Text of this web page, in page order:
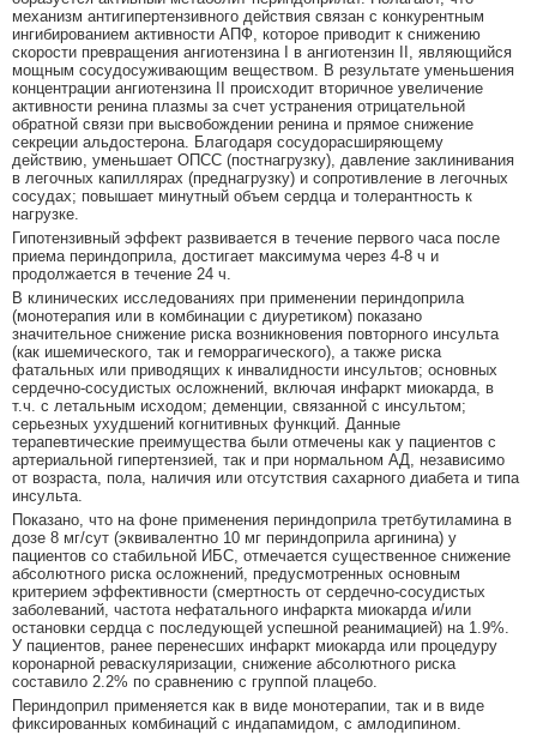
механизм антигипертензивного действия связан с конкурентным
ингибированием активности АПФ, которое приводит к снижению
скорости превращения ангиотензина I в ангиотензин II, являющийся
мощным сосудосуживающим веществом. В результате уменьшения
концентрации ангиотензина II происходит вторичное увеличение
активности ренина плазмы за счет устранения отрицательной
обратной связи при высвобождении ренина и прямое снижение
секреции альдостерона. Благодаря сосудорасширяющему
действию, уменьшает ОПСС (постнагрузку), давление заклинивания
в легочных капиллярах (преднагрузку) и сопротивление в легочных
сосудах; повышает минутный объем сердца и толерантность к
нагрузке.
Гипотензивный эффект развивается в течение первого часа после
приема периндоприла, достигает максимума через 4-8 ч и
продолжается в течение 24 ч.
В клинических исследованиях при применении периндоприла
(монотерапия или в комбинации с диуретиком) показано
значительное снижение риска возникновения повторного инсульта
(как ишемического, так и геморрагического), а также риска
фатальных или приводящих к инвалидности инсультов; основных
сердечно-сосудистых осложнений, включая инфаркт миокарда, в
т.ч. с летальным исходом; деменции, связанной с инсультом;
серьезных ухудшений когнитивных функций. Данные
терапевтические преимущества были отмечены как у пациентов с
артериальной гипертензией, так и при нормальном АД, независимо
от возраста, пола, наличия или отсутствия сахарного диабета и типа
инсульта.
Показано, что на фоне применения периндоприла третбутиламина в
дозе 8 мг/сут (эквивалентно 10 мг периндоприла аргинина) у
пациентов со стабильной ИБС, отмечается существенное снижение
абсолютного риска осложнений, предусмотренных основным
критерием эффективности (смертность от сердечно-сосудистых
заболеваний, частота нефатального инфаркта миокарда и/или
остановки сердца с последующей успешной реанимацией) на 1.9%.
У пациентов, ранее перенесших инфаркт миокарда или процедуру
коронарной реваскуляризации, снижение абсолютного риска
составило 2.2% по сравнению с группой плацебо.
Периндоприл применяется как в виде монотерапии, так и в виде
фиксированных комбинаций с индапамидом, с амлодипином.